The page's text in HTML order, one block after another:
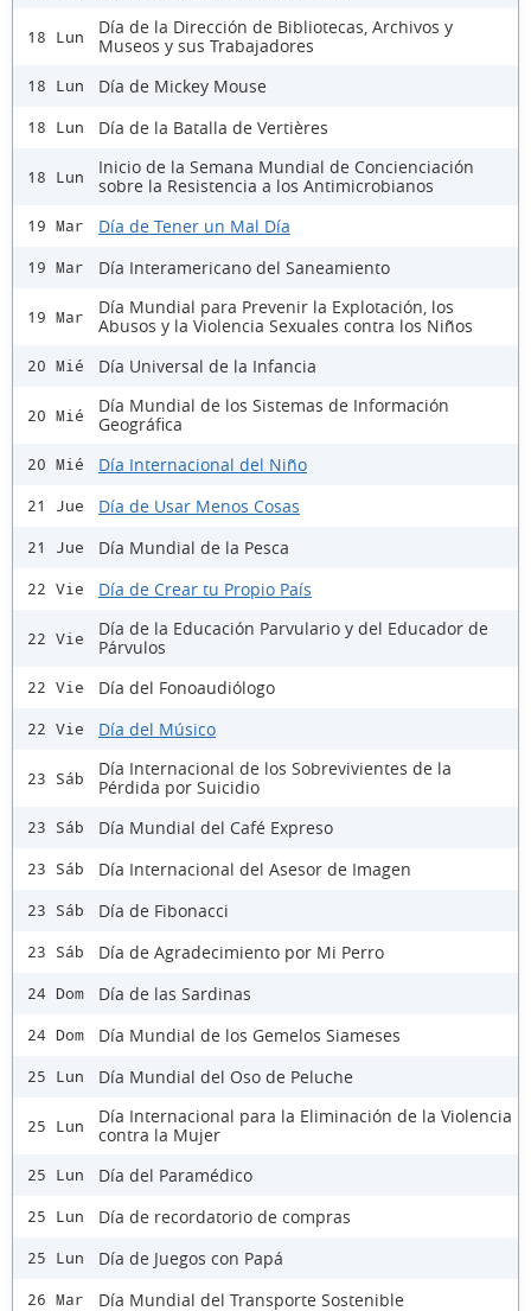
18 Lun
Día de la Dirección de Bibliotecas, Archivos y
Museos y sus Trabajadores
18 Lun Día de Mickey Mouse
18 Lun Día de la Batalla de Vertières
18 Lun
Inicio de la Semana Mundial de Concienciación
sobre la Resistencia a los Antimicrobianos
19 Mar Día de Tener un Mal Día
19 Mar Día Interamericano del Saneamiento
19 Mar
Día Mundial para Prevenir la Explotación, los
Abusos y la Violencia Sexuales contra los Niños
20 Mié Día Universal de la Infancia
20 Mié
Día Mundial de los Sistemas de Información
Geográfica
20 Mié Día Internacional del Niño
21 Jue Día de Usar Menos Cosas
21 Jue Día Mundial de la Pesca
22 Vie Día de Crear tu Propio País
22 Vie
Día de la Educación Parvulario y del Educador de
Párvulos
22 Vie Día del Fonoaudiólogo
22 Vie Día del Músico
23 Sáb
Día Internacional de los Sobrevivientes de la
Pérdida por Suicidio
23 Sáb Día Mundial del Café Expreso
23 Sáb Día Internacional del Asesor de Imagen
23 Sáb Día de Fibonacci
23 Sáb Día de Agradecimiento por Mi Perro
24 Dom Día de las Sardinas
24 Dom Día Mundial de los Gemelos Siameses
25 Lun Día Mundial del Oso de Peluche
25 Lun
Día Internacional para la Eliminación de la Violencia
contra la Mujer
25 Lun Día del Paramédico
25 Lun Día de recordatorio de compras
25 Lun Día de Juegos con Papá
26 Mar Día Mundial del Transporte Sostenible